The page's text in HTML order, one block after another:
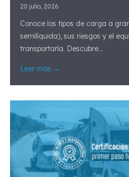
20 julio, 2026
Conoce los tipos de carga a
semilíquida), sus riesgos y el
transportarla. Descubre...
Leer más →